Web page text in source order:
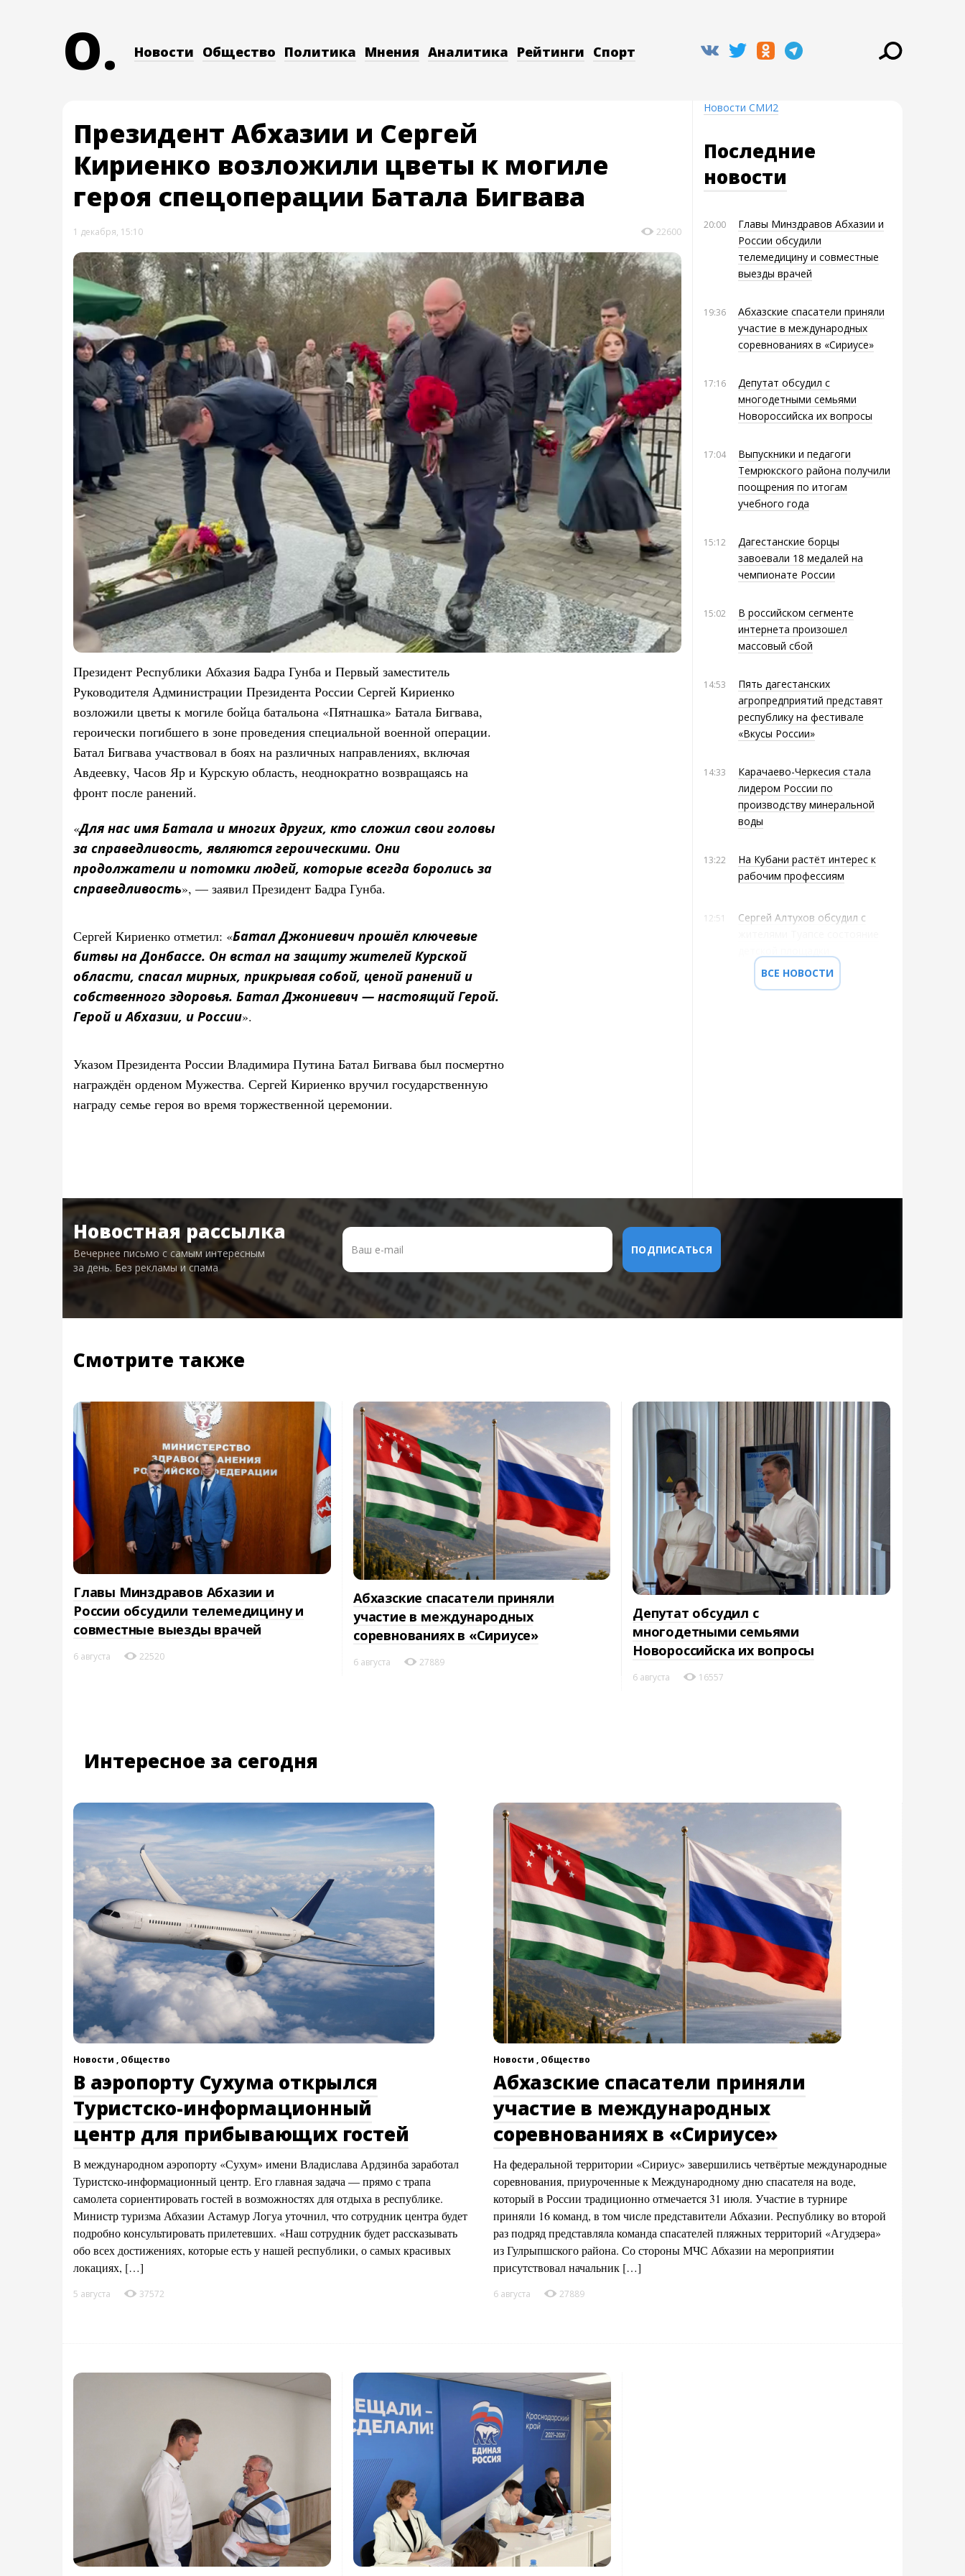
O. Новости Общество Политика Мнения Аналитика Рейтинги Спорт
Президент Абхазии и Сергей
Кириенко возложили цветы к могиле
героя спецоперации Батала Бигвава
1 декабря, 15:10 22600
Президент Республики Абхазия Бадра Гунба и Первый заместитель
Руководителя Администрации Президента России Сергей Кириенко
возложили цветы к могиле бойца батальона «Пятнашка» Батала Бигвава,
героически погибшего в зоне проведения специальной военной операции.
Батал Бигвава участвовал в боях на различных направлениях, включая
Авдеевку, Часов Яр и Курскую область, неоднократно возвращаясь на
фронт после ранений.
«Для нас имя Батала и многих других, кто сложил свои головы
за справедливость, являются героическими. Они
продолжатели и потомки людей, которые всегда боролись за
справедливость», — заявил Президент Бадра Гунба.
Сергей Кириенко отметил: «Батал Джониевич прошёл ключевые
битвы на Донбассе. Он встал на защиту жителей Курской
области, спасал мирных, прикрывая собой, ценой ранений и
собственного здоровья. Батал Джониевич — настоящий Герой.
Герой и Абхазии, и России».
Указом Президента России Владимира Путина Батал Бигвава был посмертно
награждён орденом Мужества. Сергей Кириенко вручил государственную
награду семье героя во время торжественной церемонии.
Новости СМИ2
Последние
новости
20:00
Главы Минздравов Абхазии и
России обсудили
телемедицину и совместные
выезды врачей
19:36
Абхазские спасатели приняли
участие в международных
соревнованиях в «Сириусе»
17:16
Депутат обсудил с
многодетными семьями
Новороссийска их вопросы
17:04
Выпускники и педагоги
Темрюкского района получили
поощрения по итогам
учебного года
15:12
Дагестанские борцы
завоевали 18 медалей на
чемпионате России
15:02
В российском сегменте
интернета произошел
массовый сбой
14:53
Пять дагестанских
агропредприятий представят
республику на фестивале
«Вкусы России»
14:33
Карачаево-Черкесия стала
лидером России по
производству минеральной
воды
13:22
На Кубани растёт интерес к
рабочим профессиям
12:51
Сергей Алтухов обсудил с
ВСЕ НОВОСТИ
Новостная рассылка
Вечернее письмо с самым интересным
за день. Без рекламы и спама
Смотрите также
Главы Минздравов Абхазии и
России обсудили телемедицину и
совместные выезды врачей
6 августа 22520
Абхазские спасатели приняли
участие в международных
соревнованиях в «Сириусе»
6 августа 27889
Депутат обсудил с
многодетными семьями
Новороссийска их вопросы
6 августа 16557
Интересное за сегодня
Новости , Общество
В аэропорту Сухума открылся
Туристско-информационный
центр для прибывающих гостей
В международном аэропорту «Сухум» имени Владислава Ардзинба заработал
Туристско-информационный центр. Его главная задача — прямо с трапа
самолета сориентировать гостей в возможностях для отдыха в республике.
Министр туризма Абхазии Астамур Логуа уточнил, что сотрудник центра будет
подробно консультировать прилетевших. «Наш сотрудник будет рассказывать
обо всех достижениях, которые есть у нашей республики, о самых красивых
локациях, […]
5 августа 37572
Новости , Общество
Абхазские спасатели приняли
участие в международных
соревнованиях в «Сириусе»
На федеральной территории «Сириус» завершились четвёртые международные
соревнования, приуроченные к Международному дню спасателя на воде,
который в России традиционно отмечается 31 июля. Участие в турнире
приняли 16 команд, в том числе представители Абхазии. Республику во второй
раз подряд представляла команда спасателей пляжных территорий «Агудзера»
из Гулрыпшского района. Со стороны МЧС Абхазии на мероприятии
присутствовал начальник […]
6 августа 27889